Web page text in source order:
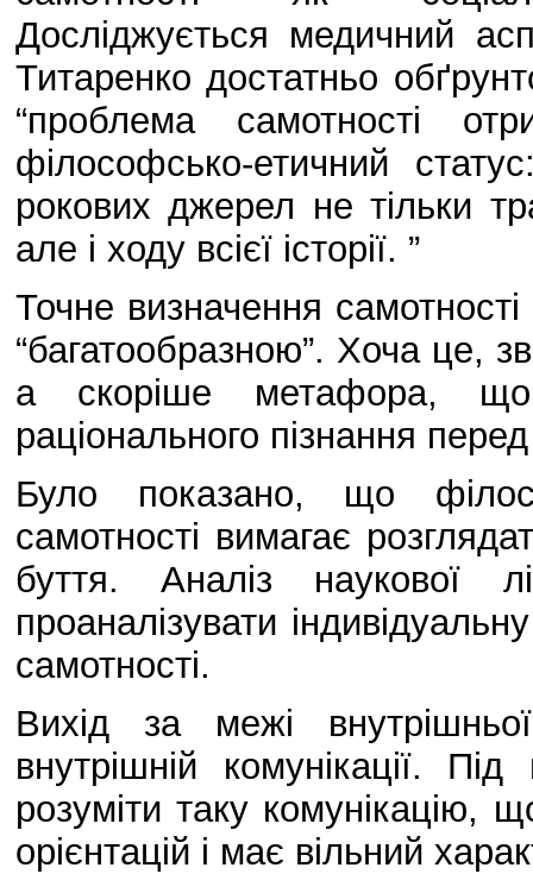
Досліджується медичний
Титаренко достатньо
“проблема самотності
філософсько-етичний
рокових джерел не тільки
але і ходу всієї історії. ”
Точне визначення
“багатообразною”. Хоча це,
а скоріше метафора, що
раціонального пізнання
Було показано, що
самотності вимагає
буття. Аналіз наукової
проаналізувати
самотності.
Вихід за межі
внутрішній комунікації.
розуміти таку комунікацію,
орієнтацій і має вільний